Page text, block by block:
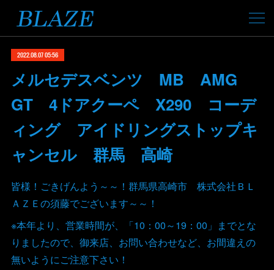
2022.08.07 05:56
メルセデスベンツ MB AMG
GT 4ドアクーペ X290 コーデ
ィング アイドリングストップキ
ャンセル 群馬 高崎
皆様！ごきげんよう～～！群馬県高崎市 株式会社ＢＬ
ＡＺＥの須藤でございます～～！
※本年より、営業時間が、「10：00～19：00」までとな
りましたので、御来店、お問い合わせなど、お間違えの
無いようにご注意下さい！